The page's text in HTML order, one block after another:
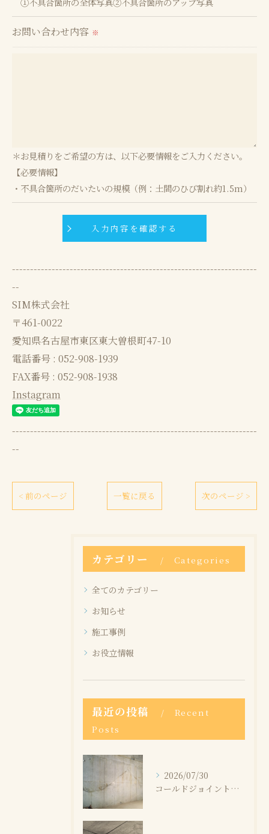
お問い合わせ内容 ※
＊お見積りをご希望の方は、以下必要情報をご入力ください。
【必要情報】
・不具合箇所のだいたいの規模（例：土間のひび割れ約1.5m）
--------------------------------------------------------------------
--
SIM株式会社
〒461-0022
愛知県名古屋市東区東大曽根町47-10
電話番号 : 052-908-1939
FAX番号 : 052-908-1938
Instagram
--------------------------------------------------------------------
--
< 前のページ 一覧に戻る 次のページ >
カテゴリー Categories
全てのカテゴリー
お知らせ
施工事例
お役立情報
最近の投稿
Recent
Posts
2026/07/30
コールドジョイントとは？発生する原因と補修方法を解説